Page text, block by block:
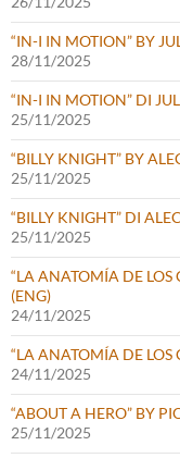
“IN-I IN MOTION” BY
28/11/2025
“IN-I IN MOTION” DI
25/11/2025
“BILLY KNIGHT” BY
25/11/2025
“BILLY KNIGHT” DI
25/11/2025
“LA ANATOMÍA DE LOS
(ENG)
24/11/2025
“LA ANATOMÍA DE
24/11/2025
“ABOUT A HERO” BY
25/11/2025